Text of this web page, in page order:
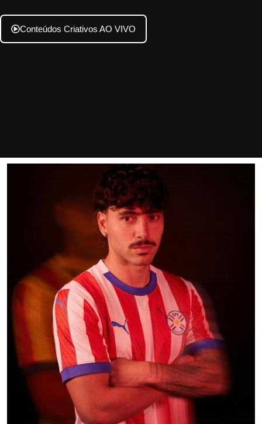
Conteúdos Criativos AO VIVO